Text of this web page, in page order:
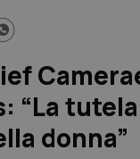
“La
donna”